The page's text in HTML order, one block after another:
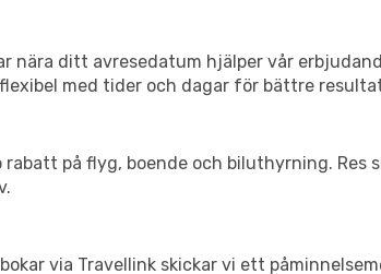
nära ditt avresedatum hjälper vår
med tider och dagar för bättre
på flyg, boende och biluthyrning. Res
via Travellink skickar vi ett